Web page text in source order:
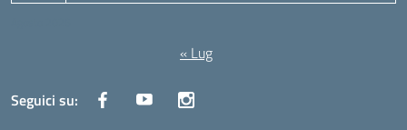
« Lug
Seguici su: